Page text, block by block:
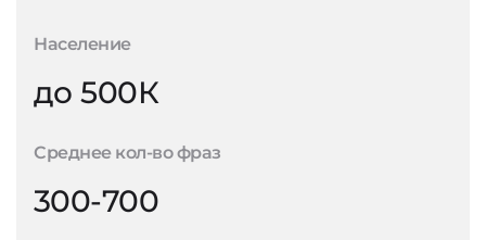
Население
до 500К
Среднее кол-во фраз
300-700